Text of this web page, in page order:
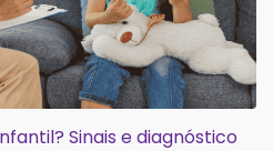
Sinais e diagnóstico